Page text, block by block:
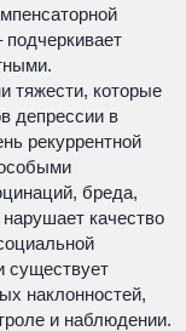
подчеркивает
тяжести, которые
депрессии в
рекуррентной
бреда,
качество
существует
наклонностей,
и наблюдении.